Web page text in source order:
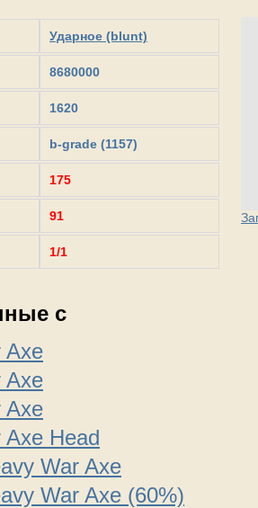
Ударное (blunt)
8680000
1620
b-grade (1157)
175
91
1/1
с
Axe
Axe
Axe
Axe Head
War Axe
War Axe (60%)